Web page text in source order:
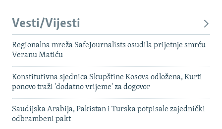
Vesti/Vijesti
Regionalna mreža SafeJournalists osudila prijetnje smrću
Veranu Matiću
Konstitutivna sjednica Skupštine Kosova odložena, Kurti
ponovo traži 'dodatno vrijeme' za dogovor
Saudijska Arabija, Pakistan i Turska potpisale zajednički
odbrambeni pakt